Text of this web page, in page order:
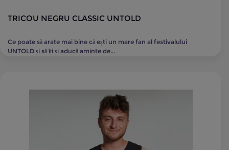
TRICOU NEGRU CLASSIC UNTOLD
Ce poate să arate mai bine că ești un mare fan al festivalului
UNTOLD și să îți și aducă aminte de...